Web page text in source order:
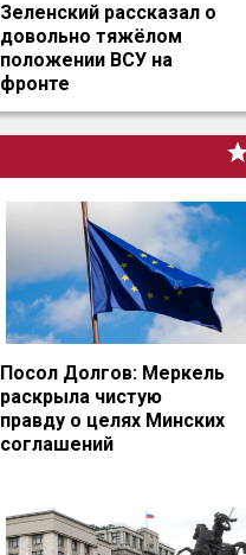
Зеленский рассказал о
довольно тяжёлом
положении ВСУ на
фронте
Посол Долгов: Меркель
раскрыла чистую
правду о целях Минских
соглашений